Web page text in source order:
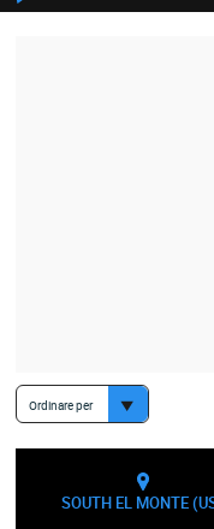
Ordinare per
SOUTH EL MONTE